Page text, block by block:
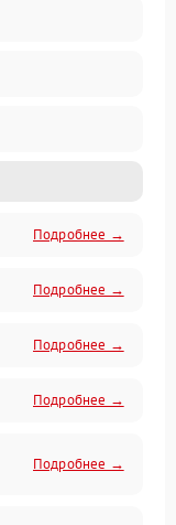
Подробнее →
Подробнее →
Подробнее →
Подробнее →
Подробнее →